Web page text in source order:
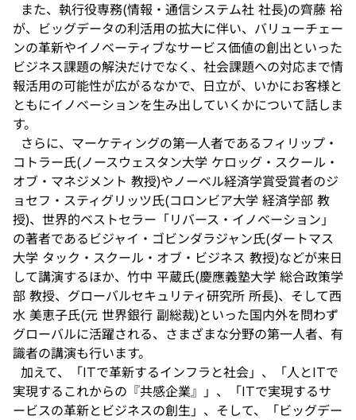
また、執行役専務(情報・通信システム社 社長)の齊藤 裕
が、ビッグデータの利活用の拡大に伴い、バリューチェー
ンの革新やイノベーティブなサービス価値の創出といった
ビジネス課題の解決だけでなく、社会課題への対応まで情
報活用の可能性が広がるなかで、日立が、いかにお客様と
ともにイノベーションを生み出していくかについて話しま
す。
さらに、マーケティングの第一人者であるフィリップ・
コトラー氏(ノースウェスタン大学 ケロッグ・スクール・
オブ・マネジメント 教授)やノーベル経済学賞受賞者のジ
ョセフ・スティグリッツ氏(コロンビア大学 経済学部 教
授)、世界的ベストセラー「リバース・イノベーション」
の著者であるビジャイ・ゴビンダラジャン氏(ダートマス
大学 タック・スクール・オブ・ビジネス 教授)などが来日
して講演するほか、竹中 平蔵氏(慶應義塾大学 総合政策学
部 教授、グローバルセキュリティ研究所 所長)、そして西
水 美恵子氏(元 世界銀行 副総裁)といった国内外を問わず
グローバルに活躍される、さまざまな分野の第一人者、有
識者の講演も行います。
加えて、「ITで革新するインフラと社会」、「人とITで
実現するこれからの『共感企業』」、「ITで実現するサ
ービスの革新とビジネスの創生」、そして、「ビッグデー